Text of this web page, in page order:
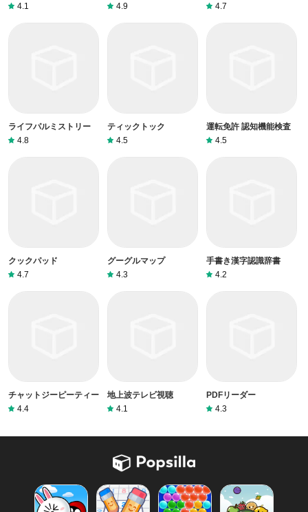
4.1
4.9
4.7
ライフパルミストリー
4.8
ティックトック
4.5
運転免許 認知機能検査
4.5
クックパッド
4.7
グーグルマップ
4.3
手書き漢字認識辞書
4.2
チャットジーピーティー
4.4
地上波テレビ視聴
4.1
PDFリーダー
4.3